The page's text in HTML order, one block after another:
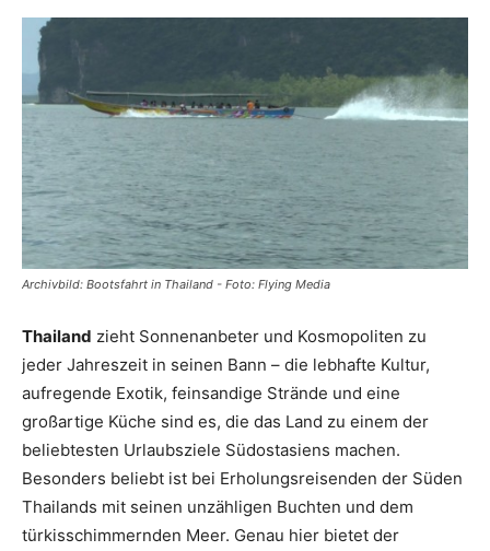
und
Reiseempfehlungen.
Archivbild: Bootsfahrt in Thailand - Foto: Flying Media
Thailand zieht Sonnenanbeter und Kosmopoliten zu
jeder Jahreszeit in seinen Bann – die lebhafte Kultur,
aufregende Exotik, feinsandige Strände und eine
großartige Küche sind es, die das Land zu einem der
beliebtesten Urlaubsziele Südostasiens machen.
Besonders beliebt ist bei Erholungsreisenden der Süden
Thailands mit seinen unzähligen Buchten und dem
türkisschimmernden Meer. Genau hier bietet der